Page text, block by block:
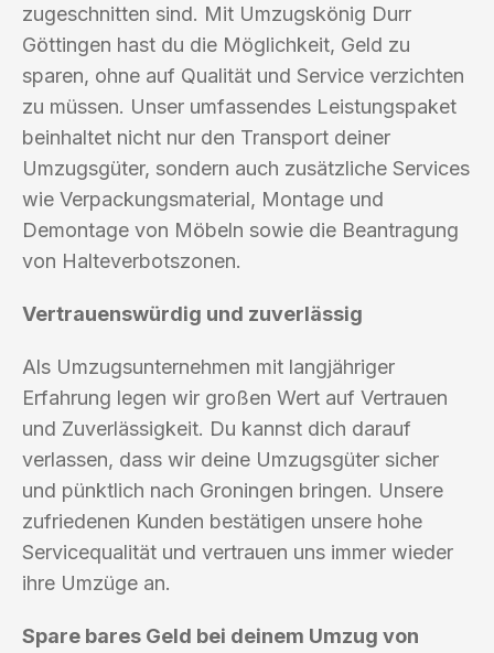
zugeschnitten sind. Mit Umzugskönig Durr
Göttingen hast du die Möglichkeit, Geld zu
sparen, ohne auf Qualität und Service verzichten
zu müssen. Unser umfassendes Leistungspaket
beinhaltet nicht nur den Transport deiner
Umzugsgüter, sondern auch zusätzliche Services
wie Verpackungsmaterial, Montage und
Demontage von Möbeln sowie die Beantragung
von Halteverbotszonen.
Vertrauenswürdig und zuverlässig
Als Umzugsunternehmen mit langjähriger
Erfahrung legen wir großen Wert auf Vertrauen
und Zuverlässigkeit. Du kannst dich darauf
verlassen, dass wir deine Umzugsgüter sicher
und pünktlich nach Groningen bringen. Unsere
zufriedenen Kunden bestätigen unsere hohe
Servicequalität und vertrauen uns immer wieder
ihre Umzüge an.
Spare bares Geld bei deinem Umzug von